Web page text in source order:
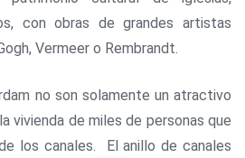
con obras de grandes artistas
Vermeer o Rembrandt.
no son solamente un atractivo
vivienda de miles de personas que
los canales. El anillo de canales